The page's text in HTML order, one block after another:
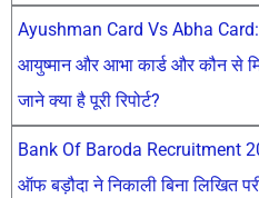
Ayushman Card Vs Abha Card:
आयुष्मान और आभा कार्ड और कौन से
जाने क्या है पूरी रिपोर्ट?
Bank Of Baroda Recruitment
ऑफ बड़ौदा ने निकाली बिना लिखित